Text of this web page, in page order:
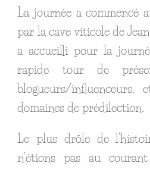
La journée a commencé
par la cave viticole de
a accueilli pour la
rapide tour de
blogueurs/influenceurs,
domaines de prédilection.
Le plus drôle de
n’étions pas au